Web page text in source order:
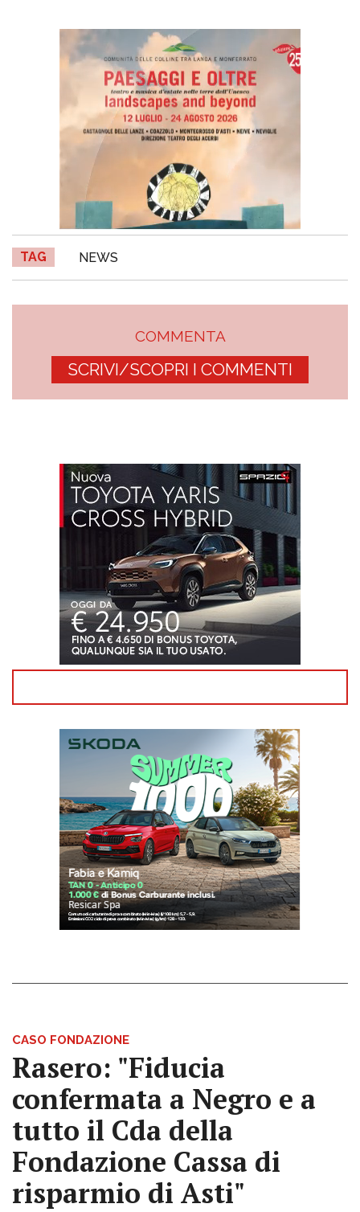
TAG NEWS
COMMENTA
SCRIVI/SCOPRI I COMMENTI
CASO FONDAZIONE
Rasero: "Fiducia
confermata a Negro e a
tutto il Cda della
Fondazione Cassa di
risparmio di Asti"